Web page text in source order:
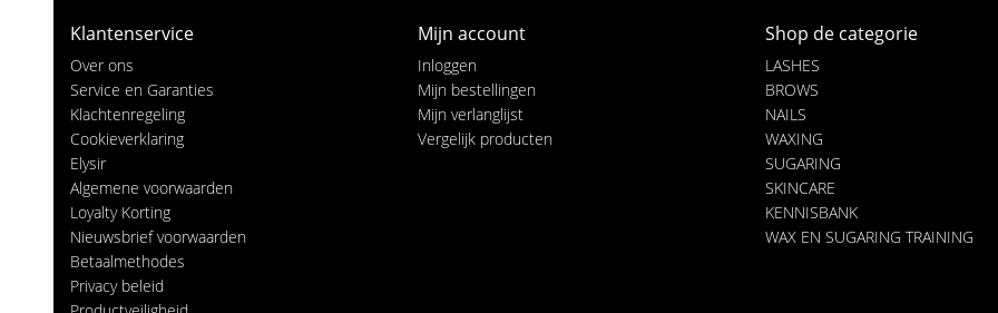
Klantenservice
Over ons
Service en Garanties
Klachtenregeling
Cookieverklaring
Elysir
Algemene voorwaarden
Loyalty Korting
Nieuwsbrief voorwaarden
Betaalmethodes
Privacy beleid
Mijn account
Inloggen
Mijn bestellingen
Mijn verlanglijst
Vergelijk producten
Shop de categorie
LASHES
BROWS
NAILS
WAXING
SUGARING
SKINCARE
KENNISBANK
WAX EN SUGARING TRAINING